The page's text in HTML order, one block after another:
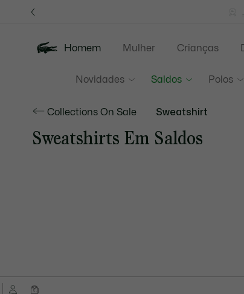
informação
Homem
Novidades Saldos Polos
Mulher Crianças
Collections On Sale Sweatshirt
Sweatshirts Em Saldos